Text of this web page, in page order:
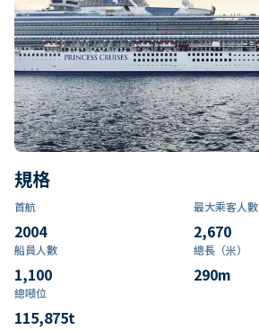
規格
首航
2004
最大乘客人數
2,670
船員人數
1,100
總長（米）
290m
總噸位
115,875t